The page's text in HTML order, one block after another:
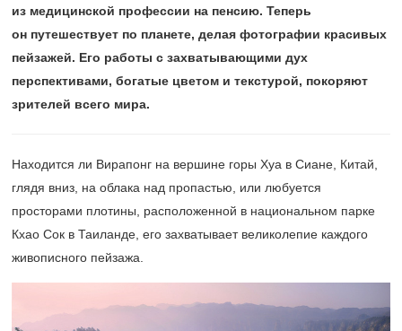
из медицинской профессии на пенсию. Теперь
он путешествует по планете, делая фотографии красивых
пейзажей. Его работы с захватывающими дух
перспективами, богатые цветом и текстурой, покоряют
зрителей всего мира.
Находится ли Вирапонг на вершине горы Хуа в Сиане, Китай,
глядя вниз, на облака над пропастью, или любуется
просторами плотины, расположенной в национальном парке
Кхао Сок в Таиланде, его захватывает великолепие каждого
живописного пейзажа.